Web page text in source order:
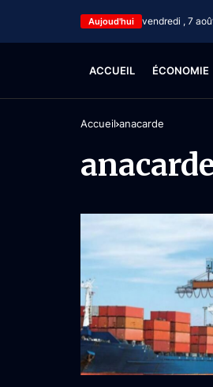
Aujoud'hui vendredi , 7
ACCUEIL ÉCONOMIE
Accueil anacarde
anacarde